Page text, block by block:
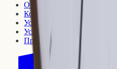
О нас
Контакты
Условия доставки
Условия возврата
Правовая информация